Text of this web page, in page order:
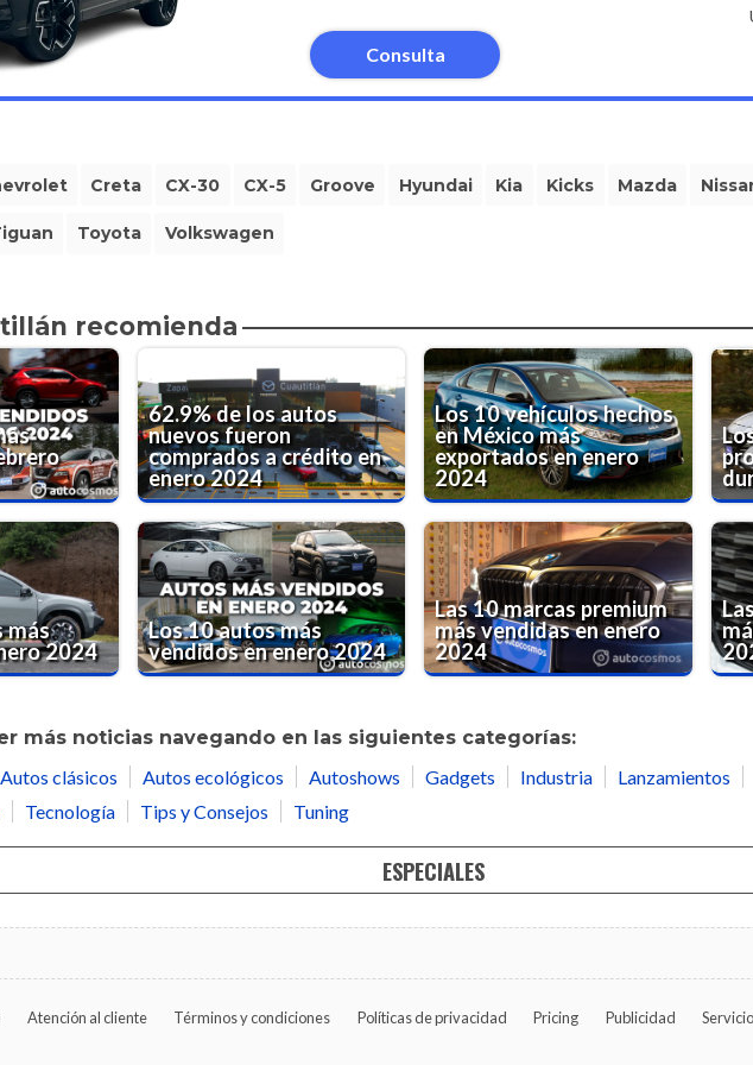
Consulta
Creta CX-30 CX-5 Groove Hyundai Kia Kicks Mazda
Toyota Volkswagen
recomienda
62.9% de los autos
nuevos fueron
comprados a crédito en
enero 2024
Los 10 vehículos hechos
en México más
exportados en enero
2024
más
2024
Los 10 autos más
vendidos en enero 2024
Las 10 marcas premium
más vendidas en enero
2024
más noticias navegando en las siguientes categorías:
Autos clásicos Autos ecológicos Autoshows Gadgets Industria Lanzamientos
Tecnología Tips y Consejos Tuning
ESPECIALES
Atención al cliente Términos y condiciones Políticas de privacidad Pricing Publicidad